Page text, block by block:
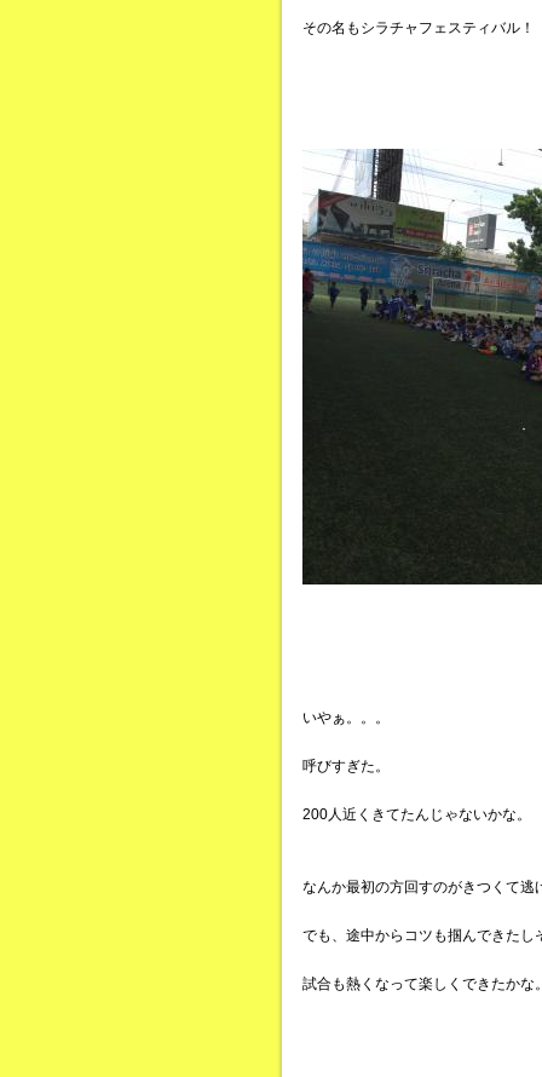
その名もシラチャフェスティバル！
いやぁ。。。
呼びすぎた。
200人近くきてたんじゃないかな。
なんか最初の方回すのがきつくて逃
でも、途中からコツも掴んできたし
試合も熱くなって楽しくできたかな